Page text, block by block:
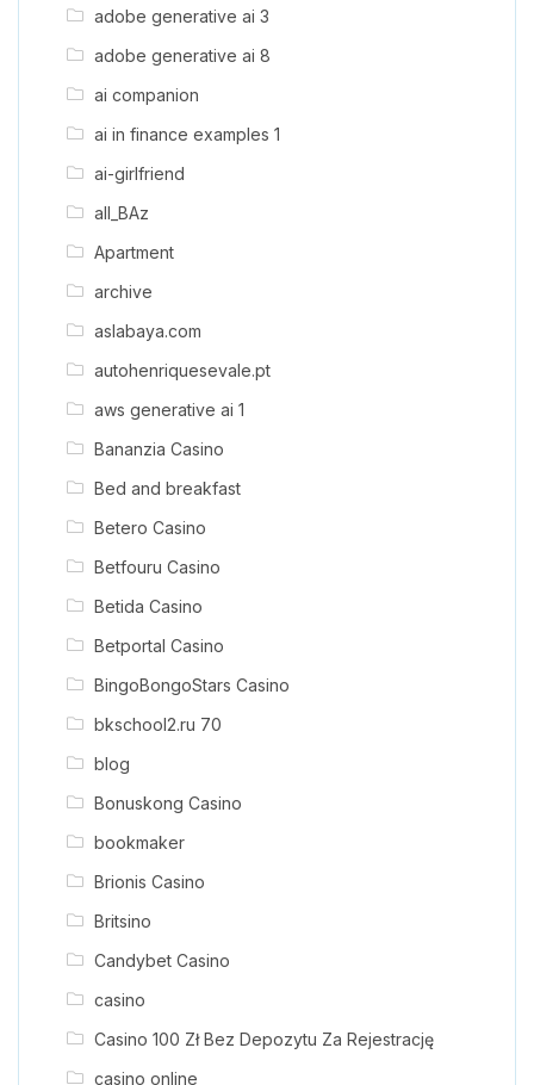
adobe generative ai 3
adobe generative ai 8
ai companion
ai in finance examples 1
ai-girlfriend
all_BAz
Apartment
archive
aslabaya.com
autohenriquesevale.pt
aws generative ai 1
Bananzia Casino
Bed and breakfast
Betero Casino
Betfouru Casino
Betida Casino
Betportal Casino
BingoBongoStars Casino
bkschool2.ru 70
blog
Bonuskong Casino
bookmaker
Brionis Casino
Britsino
Candybet Casino
casino
Casino 100 Zł Bez Depozytu Za Rejestrację
casino online